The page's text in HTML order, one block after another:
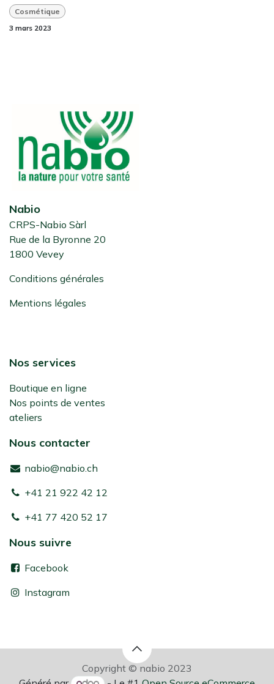
Cosmétique
3 mars 2023
Nabio
CRPS-Nabio Sàrl
Rue de la Byronne 20
1800 Vevey
Conditions générales
Mentions légales
Nos services
Boutique en ligne
Nos points de ventes
ateliers
Nous contacter
nabio@nabio.ch
+41 21 922 42 12
+41 77 420 52 17
Nous suivre
Facebook
Instagram
Copyright © nabio 2023